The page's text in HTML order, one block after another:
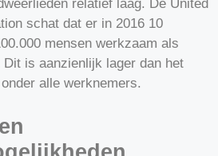
relatief laag. De United
schat dat er in 2016 10
mensen werkzaam als
Dit is aanzienlijk lager dan het
alle werknemers.